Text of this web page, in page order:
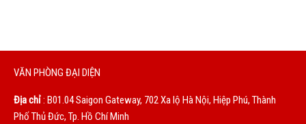
VĂN PHÒNG ĐẠI DIỆN
Địa chỉ: B01.04 Saigon Gateway, 702 Xa lộ Hà Nội, Hiệp Phú, Thành
Phố Thủ Đức, Tp. Hồ Chí Minh